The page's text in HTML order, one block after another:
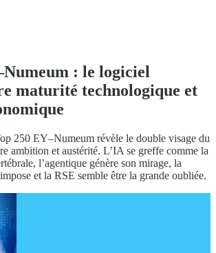
: le logiciel
maturité technologique et
250 EY–Numeum révèle le double visage du
ambition et austérité. L’IA se greffe comme la
l’agentique génère son mirage, la
et la RSE semble être la grande oubliée.